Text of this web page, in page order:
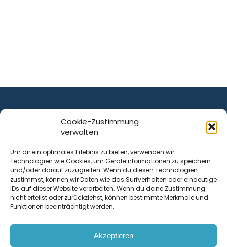
Cookie-Zustimmung
verwalten
Um dir ein optimales Erlebnis zu bieten, verwenden wir
Technologien wie Cookies, um Geräteinformationen zu speichern
und/oder darauf zuzugreifen. Wenn du diesen Technologien
zustimmst, können wir Daten wie das Surfverhalten oder eindeutige
IDs auf dieser Website verarbeiten. Wenn du deine Zustimmung
nicht erteilst oder zurückziehst, können bestimmte Merkmale und
Funktionen beeinträchtigt werden.
Akzeptieren
ist ein Service von
Krenn Real GmbH
Tischlerstraße 12
4050Traun| Österreich
Kontakt